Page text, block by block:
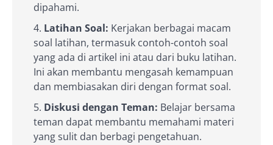
dipahami.
Latihan Soal: Kerjakan berbagai macam
soal latihan, termasuk contoh-contoh soal
yang ada di artikel ini atau dari buku latihan.
Ini akan membantu mengasah kemampuan
dan membiasakan diri dengan format soal.
Diskusi dengan Teman: Belajar bersama
teman dapat membantu memahami materi
yang sulit dan berbagi pengetahuan.